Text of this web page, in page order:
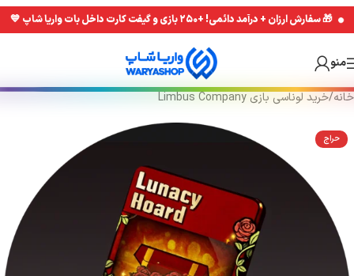
Skip
to
Skip
to
content
🎁 سفارش ارزان + درآمد دائمی! +۲۵۰ بازی و گیفت کارت داخل بات واریا شاپ 💙
منو
خانه/خرید لونا‌سی بازی Limbus Company
حراج